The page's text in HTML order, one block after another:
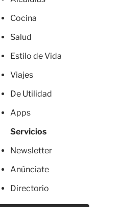
Cocina
Salud
Estilo de Vida
Viajes
De Utilidad
Apps
Servicios
Newsletter
Anúnciate
Directorio